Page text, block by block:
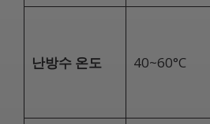
난방수 온도 40~60°C